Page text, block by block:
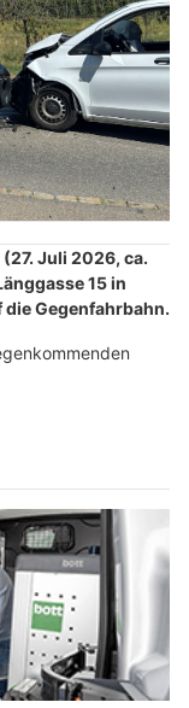
Juli 2026, ca.
15 in
Gegenfahrbahn.